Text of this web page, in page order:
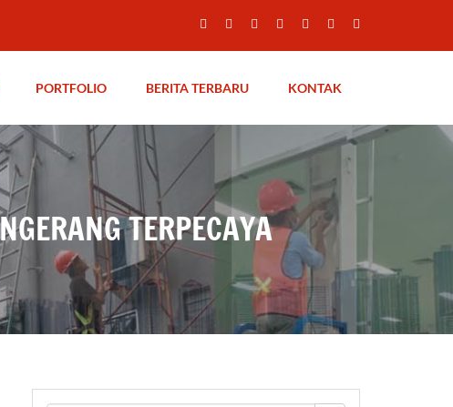
PORTFOLIO BERITA TERBARU KONTAK
TERPECAYA